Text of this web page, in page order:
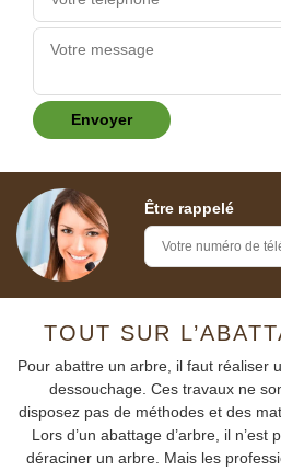
Être rappelé
TOUT SUR
Pour abattre un arbre, il faut réaliser
dessouchage. Ces travaux ne
disposez pas de méthodes et des
Lors d’un abattage d’arbre, il
déraciner un arbre. Mais les